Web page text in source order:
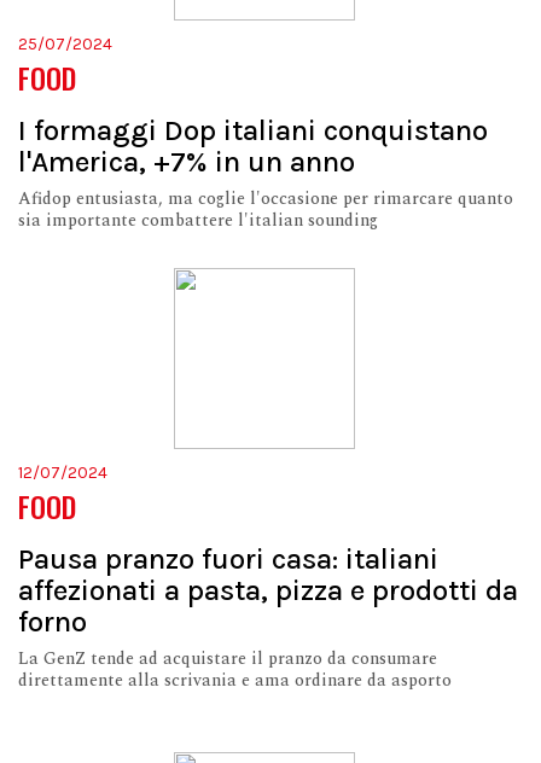
25/07/2024
FOOD
I formaggi Dop italiani conquistano
l'America, +7% in un anno
Afidop entusiasta, ma coglie l'occasione per rimarcare quanto
sia importante combattere l'italian sounding
12/07/2024
FOOD
Pausa pranzo fuori casa: italiani
affezionati a pasta, pizza e prodotti da
forno
La GenZ tende ad acquistare il pranzo da consumare
direttamente alla scrivania e ama ordinare da asporto